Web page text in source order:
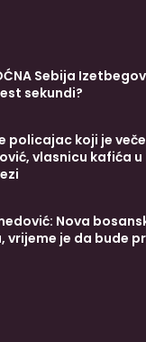
Sebija
sekundi?
policajac koji je
vlasnicu kafića u
Nova
vrijeme je da bude